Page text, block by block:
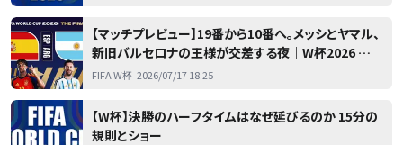
【マッチプレビュー】19番から10番へ。メッシとヤマル、
新旧バルセロナの王様が交差する夜｜W杯2026 決
勝 スペイン vs. アルゼンチン
FIFA W杯 2026/07/17 18:25
【W杯】決勝のハーフタイムはなぜ延びるのか 15分の
規則とショー